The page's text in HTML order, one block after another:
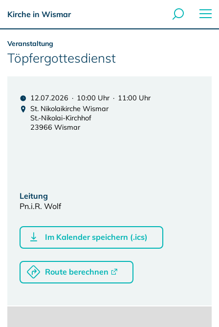
Kirche in Wismar
Veranstaltung
Töpfergottesdienst
12.07.2026 · 10:00 Uhr · 11:00 Uhr
St. Nikolaikirche Wismar
St.-Nikolai-Kirchhof
23966 Wismar
Leitung
Pn.i.R. Wolf
Im Kalender speichern (.ics)
Route berechnen